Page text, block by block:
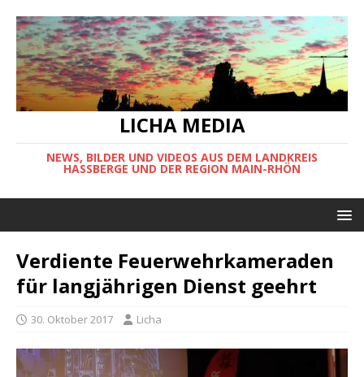
LICHA MEDIA
NEWS, BILDER UND VIDEOS AUS DEM LANDKREIS
HASSBERGE UND DER REGION MAIN-RHÖN
Verdiente Feuerwehrkameraden
für langjährigen Dienst geehrt
30. Oktober 2017 Licha